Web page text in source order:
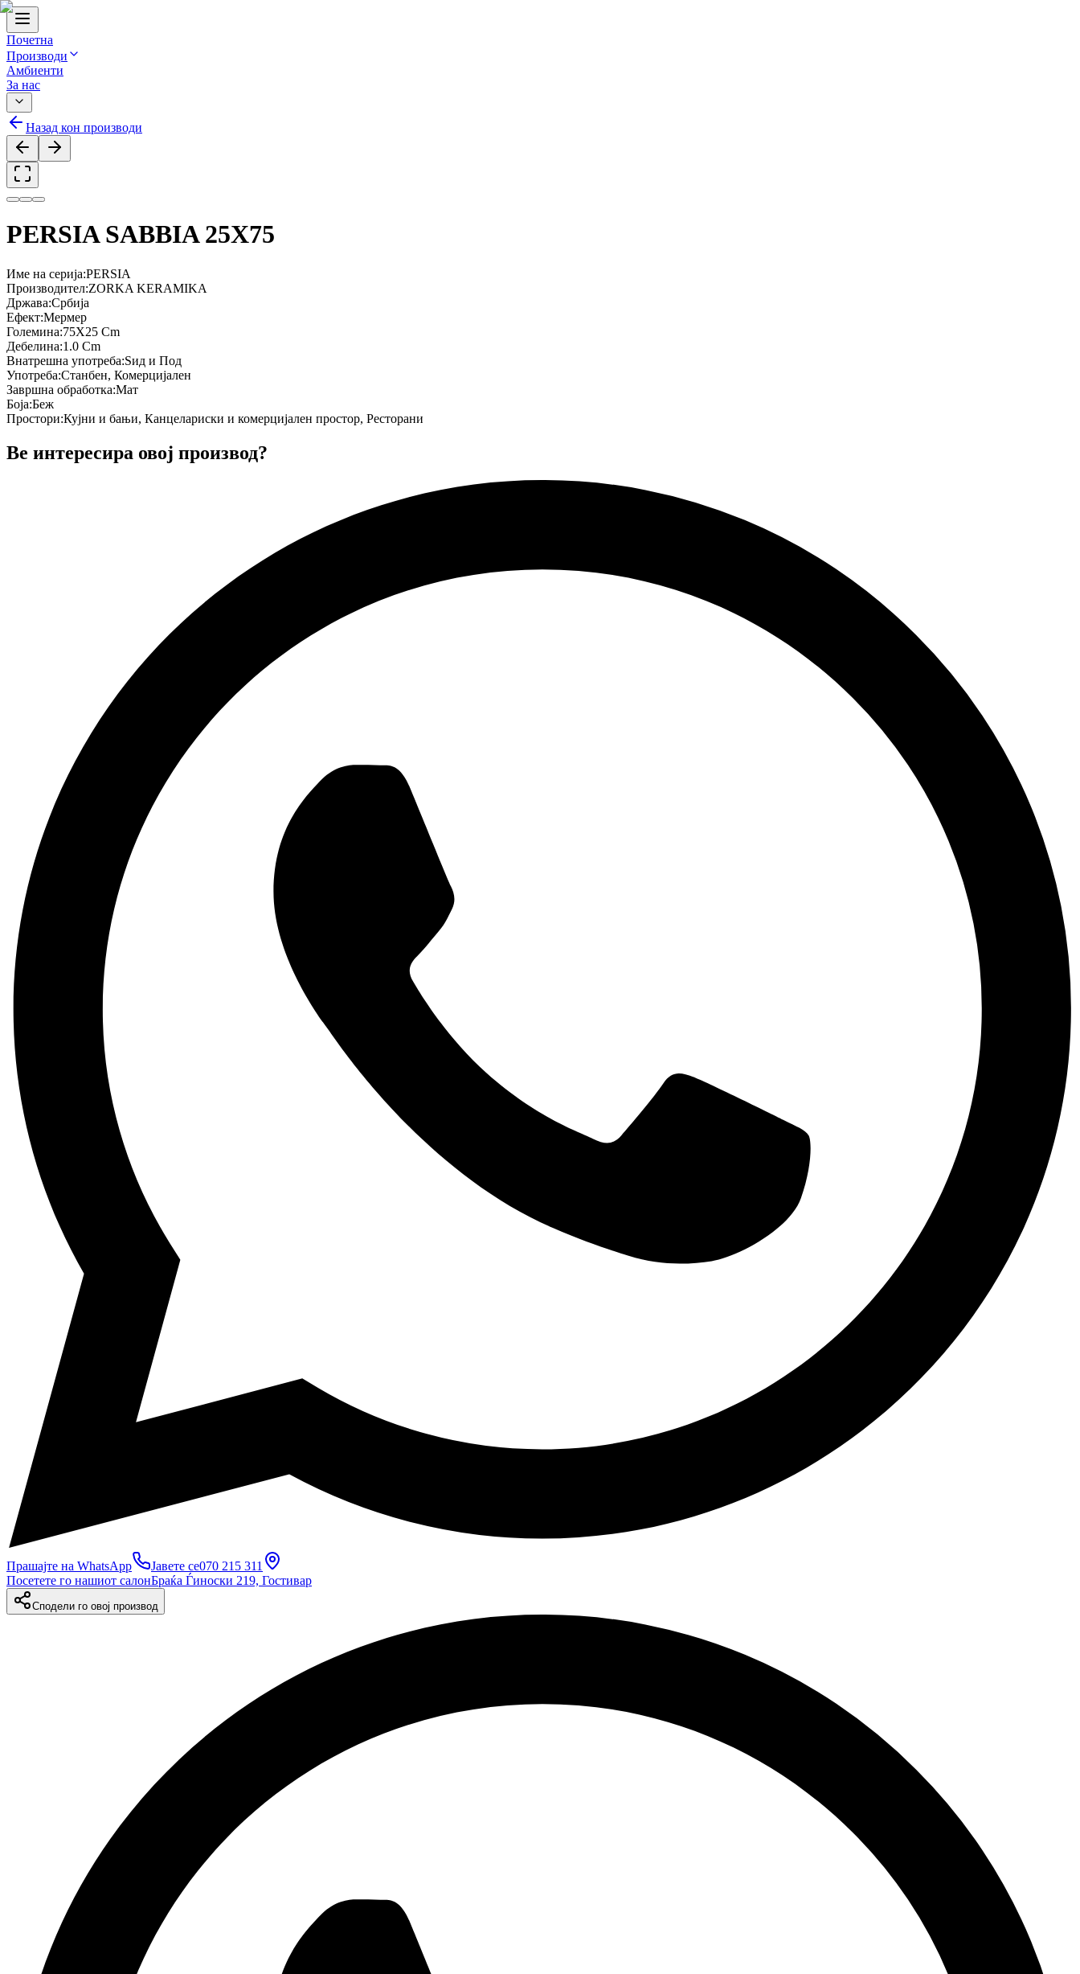
Почетна
Производи
Амбиенти
За нас
Назад кон производи
PERSIA SABBIA 25X75
Име на серија:PERSIA
Производител:ZORKA KERAMIKA
Држава:Србија
Ефект:Мермер
Големина:75X25 Cm
Дебелина:1.0 Cm
Внатрешна употреба:Ѕид и Под
Употреба:Станбен, Комерцијален
Завршна обработка:Мат
Боја:Беж
Простори:Кујни и бањи, Канцелариски и комерцијален простор, Ресторани
Ве интересира овој производ?
Прашајте на WhatsApp Јавете се070 215 311
Посетете го нашиот салонБраќа Ѓиноски 219, Гостивар
Сподели го овој производ